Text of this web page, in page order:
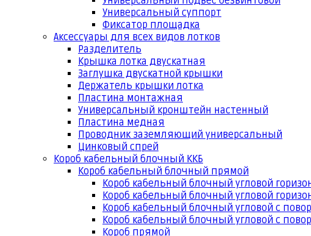
Универсальный суппорт
Фиксатор площадка
Аксессуары для всех видов лотков
Разделитель
Крышка лотка двускатная
Заглушка двускатной крышки
Держатель крышки лотка
Пластина монтажная
Универсальный кронштейн настенный
Пластина медная
Проводник заземляющий универсальный
Цинковый спрей
Короб кабельный блочный ККБ
Короб кабельный блочный прямой
Короб кабельный блочный угловой
Короб кабельный блочный угловой
Короб кабельный блочный угловой с
Короб кабельный блочный угловой с
Короб прямой